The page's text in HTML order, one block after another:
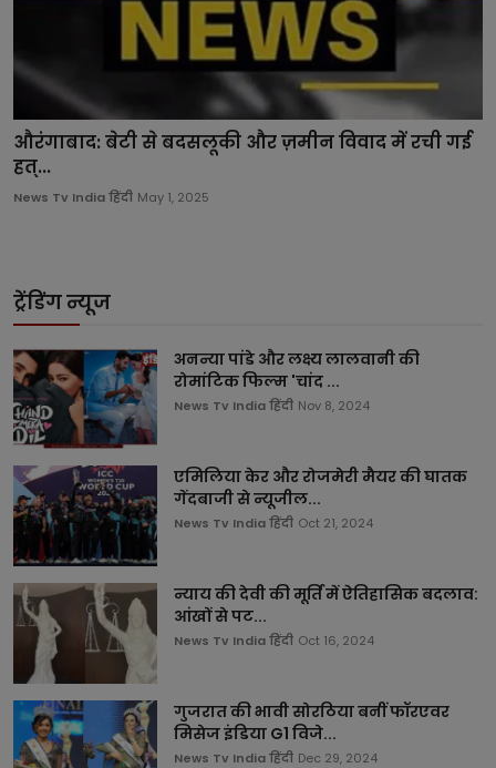
औरंगाबाद: बेटी से बदसलूकी और ज़मीन विवाद में रची गई
हत्...
News Tv India हिंदी May 1, 2025
ट्रेंडिंग न्यूज
अनन्या पांडे और लक्ष्य लालवानी की
रोमांटिक फिल्म 'चांद ...
News Tv India हिंदी Nov 8, 2024
एमिलिया केर और रोजमेरी मैयर की घातक
गेंदबाजी से न्यूजील...
News Tv India हिंदी Oct 21, 2024
न्याय की देवी की मूर्ति में ऐतिहासिक बदलाव:
आंखों से पट...
News Tv India हिंदी Oct 16, 2024
गुजरात की भावी सोरठिया बनीं फॉरएवर
मिसेज इंडिया G1 विजे...
News Tv India हिंदी Dec 29, 2024